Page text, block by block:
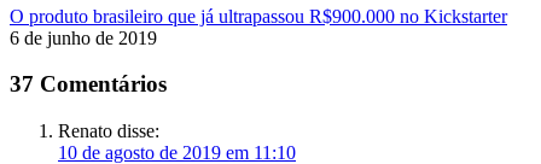
O produto brasileiro que já ultrapassou R$900.000 no Kickstarter
6 de junho de 2019
37 Comentários
Renato disse:
10 de agosto de 2019 em 11:10